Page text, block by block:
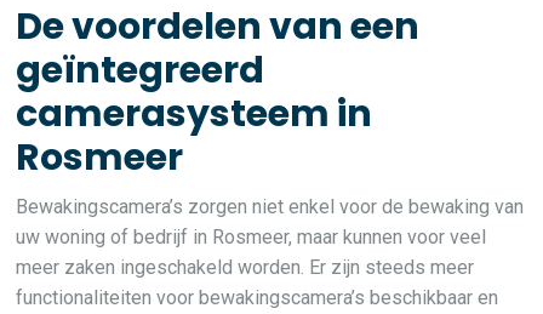
De voordelen van een
geïntegreerd
camerasysteem in
Rosmeer
Bewakingscamera’s zorgen niet enkel voor de bewaking van
uw woning of bedrijf in Rosmeer, maar kunnen voor veel
meer zaken ingeschakeld worden. Er zijn steeds meer
functionaliteiten voor bewakingscamera’s beschikbaar en